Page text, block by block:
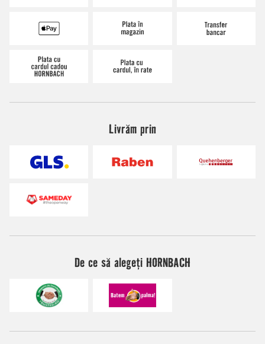
Livrăm prin
De ce să alegeți HORNBACH